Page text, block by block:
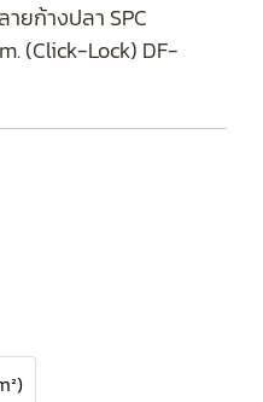
ายก้างปลา SPC
(Click-Lock) DF-